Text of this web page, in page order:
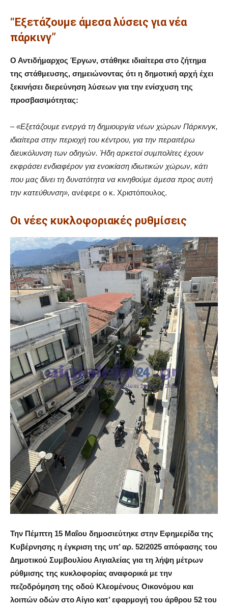
“Εξετάζουµε άµεσα λύσεις για νέα
πάρκινγ”
Ο Αντιδήµαρχος Έργων, στάθηκε ιδιαίτερα στο ζήτηµα
της στάθµευσης, σηµειώνοντας ότι η δηµοτική αρχή έχει
ξεκινήσει διερεύνηση λύσεων για την ενίσχυση της
προσβασιµότητας:
–«Εξετάζουµε ενεργά τη δηµιουργία νέων χώρων Πάρκινγκ,
ιδιαίτερα στην περιοχή του κέντρου, για την περαιτέρω
διευκόλυνση των οδηγών. Ήδη αρκετοί συµπολίτες έχουν
εκφράσει ενδιαφέρον για ενοικίαση ιδιωτικών χώρων, κάτι
που µας δίνει τη δυνατότητα να κινηθούµε άµεσα προς αυτή
την κατεύθυνση», ανέφερε ο κ. Χριστόπουλος.
Οι νέες κυκλοφοριακές ρυθµίσεις
Την Πέµπτη 15 Μαΐου δηµοσιεύτηκε στην Εφηµερίδα της
Κυβέρνησης η έγκριση της υπ’ αρ. 52/2025 απόφασης του
∆ηµοτικού Συµβουλίου Αιγιαλείας για τη λήψη µέτρων
ρύθµισης της κυκλοφορίας αναφορικά µε την
πεζοδρόµηση της οδού Κλεοµένους Οικονόµου και
λοιπών οδών στο Αίγιο κατ’ εφαρµογή του άρθρου 52 του